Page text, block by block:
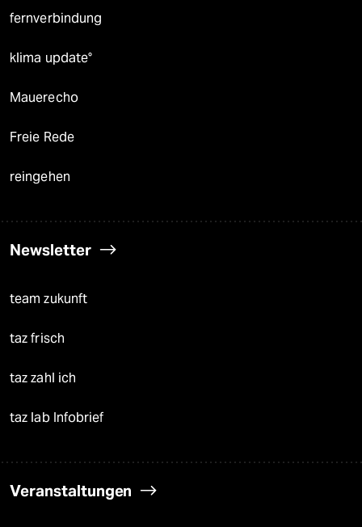
fernverbindung
klima update°
Mauerecho
Freie Rede
reingehen
Newsletter
team zukunft
taz frisch
taz zahl ich
taz lab Infobrief
Veranstaltungen